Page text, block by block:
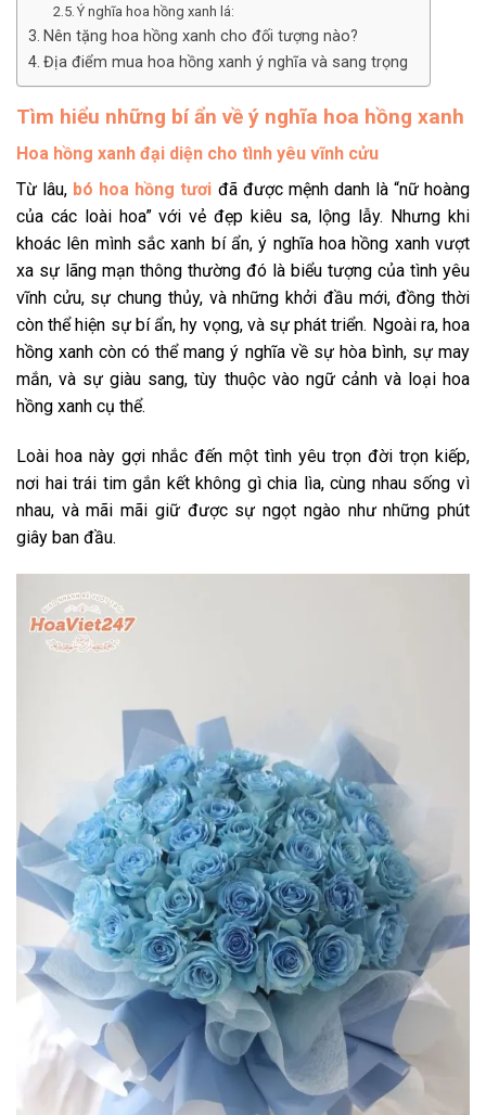
Ý nghĩa hoa hồng xanh lá:
Nên tặng hoa hồng xanh cho đối tượng nào?
Địa điểm mua hoa hồng xanh ý nghĩa và sang trọng
Tìm hiểu những bí ẩn về ý nghĩa hoa hồng xanh
Hoa hồng xanh đại diện cho tình yêu vĩnh cửu
Từ lâu, bó hoa hồng tươi đã được mệnh danh là “nữ hoàng
của các loài hoa” với vẻ đẹp kiêu sa, lộng lẫy. Nhưng khi
khoác lên mình sắc xanh bí ẩn, ý nghĩa hoa hồng xanh vượt
xa sự lãng mạn thông thường đó là biểu tượng của tình yêu
vĩnh cửu, sự chung thủy, và những khởi đầu mới, đồng thời
còn thể hiện sự bí ẩn, hy vọng, và sự phát triển. Ngoài ra, hoa
hồng xanh còn có thể mang ý nghĩa về sự hòa bình, sự may
mắn, và sự giàu sang, tùy thuộc vào ngữ cảnh và loại hoa
hồng xanh cụ thể.
Loài hoa này gợi nhắc đến một tình yêu trọn đời trọn kiếp,
nơi hai trái tim gắn kết không gì chia lìa, cùng nhau sống vì
nhau, và mãi mãi giữ được sự ngọt ngào như những phút
giây ban đầu.
0396 ******Đặt hàng thành công